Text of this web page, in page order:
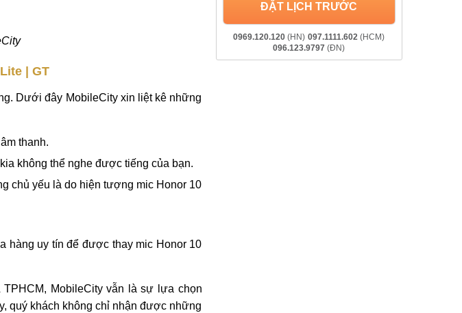
| GT
Dưới đây MobileCity xin liệt kê những
thanh.
không thể nghe được tiếng của bạn.
chủ yếu là do hiện tượng mic Honor 10
hàng uy tín để được thay mic Honor 10
MobileCity vẫn là sự lựa chọn
quý khách không chỉ nhận được những
ĐẶT LỊCH TRƯỚC
0969.120.120 (HN) 097.1111.602 (HCM)
096.123.9797 (ĐN)